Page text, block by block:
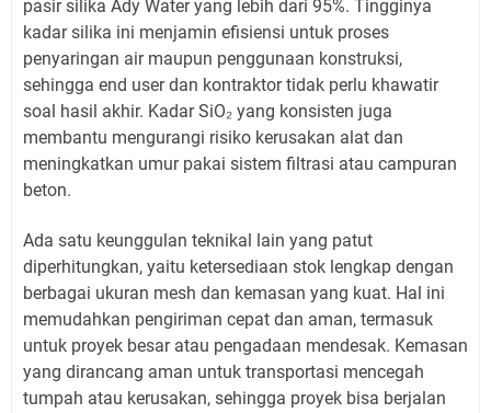
pasir silika Ady Water yang lebih dari 95%. Tingginya
kadar silika ini menjamin efisiensi untuk proses
penyaringan air maupun penggunaan konstruksi,
sehingga end user dan kontraktor tidak perlu khawatir
soal hasil akhir. Kadar SiO₂ yang konsisten juga
membantu mengurangi risiko kerusakan alat dan
meningkatkan umur pakai sistem filtrasi atau campuran
beton.
Ada satu keunggulan teknikal lain yang patut
diperhitungkan, yaitu ketersediaan stok lengkap dengan
berbagai ukuran mesh dan kemasan yang kuat. Hal ini
memudahkan pengiriman cepat dan aman, termasuk
untuk proyek besar atau pengadaan mendesak. Kemasan
yang dirancang aman untuk transportasi mencegah
tumpah atau kerusakan, sehingga proyek bisa berjalan